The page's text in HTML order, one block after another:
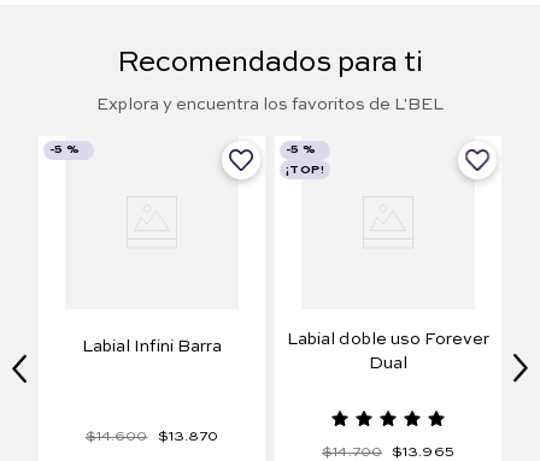
Recomendados para ti
Explora y encuentra los favoritos de L'BEL
-5 %
Labial Infini Barra
$14.600 $13.870
-5 %
¡TOP!
Labial doble uso Forever
Dual
$14.700 $13.965